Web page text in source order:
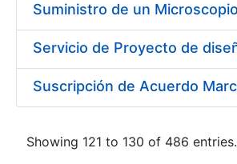
Showing 121 to 130 of 486 entries.